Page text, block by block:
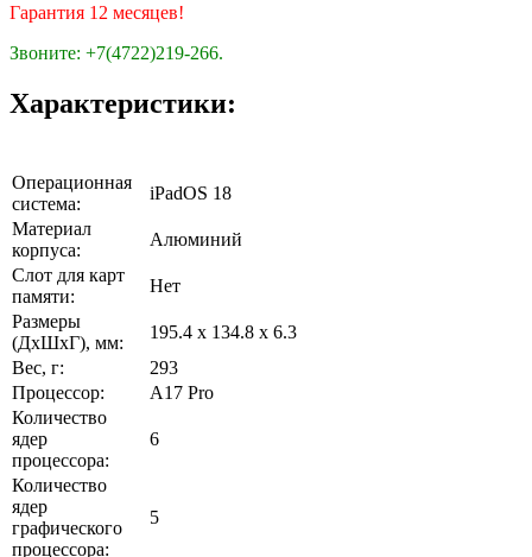
Гарантия 12 месяцев!
Звоните: +7(4722)219-266.
Характеристики:
Операционная
система:
iPadOS 18
Материал
корпуса:
Алюминий
Слот для карт
памяти:
Нет
Размеры
(ДхШхГ), мм:
195.4 x 134.8 x 6.3
Вес, г:
293
Процессор:
A17 Pro
Количество
ядер
процессора:
6
Количество
ядер
графического
процессора:
5